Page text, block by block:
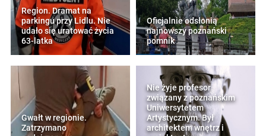
Region. Dramat na
parkingu przy Lidlu. Nie
udało się uratować życia
63-latka
Oficjalnie odsłonią
najnowszy poznański
pomnik
Gwałt w regionie.
Zatrzymano
Nie żyje profesor
związany z poznańskim
Uniwersytetem
Artystycznym. Był
architektem wnętrz i